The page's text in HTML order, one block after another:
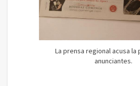
L
Y
C
R
La prensa regional acusa la
anunciantes.